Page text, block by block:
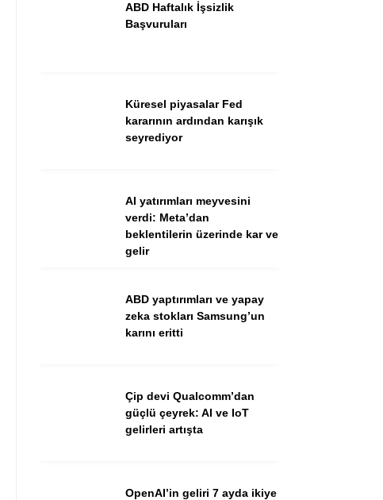
ABD Haftalık İşsizlik
Başvuruları
Küresel piyasalar Fed
kararının ardından karışık
seyrediyor
AI yatırımları meyvesini
verdi: Meta’dan
beklentilerin üzerinde kar ve
gelir
ABD yaptırımları ve yapay
zeka stokları Samsung’un
karını eritti
Çip devi Qualcomm’dan
güçlü çeyrek: AI ve IoT
gelirleri artışta
OpenAI’in geliri 7 ayda ikiye